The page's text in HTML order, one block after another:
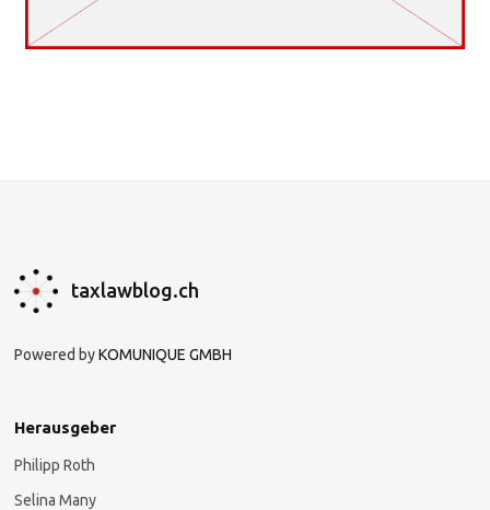
taxlawblog.ch
Powered byKOMUNIQUE GMBH
Herausgeber
Philipp Roth
Selina Many